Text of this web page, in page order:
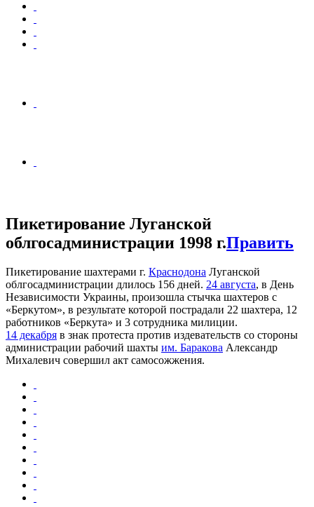
Пикетирование Луганской
облгосадминистрации 1998 г.Править
Пикетирование шахтерами г. Краснодона Луганской
облгосадминистрации длилось 156 дней. 24 августа, в День
Независимости Украины, произошла стычка шахтеров с
«Беркутом», в результате которой пострадали 22 шахтера, 12
работников «Беркута» и 3 сотрудника милиции.
14 декабря в знак протеста против издевательств со стороны
администрации рабочий шахты им. Баракова Александр
Михалевич совершил акт самосожжения.